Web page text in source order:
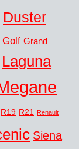
Duster
Golf Grand
Laguna
R19 R21 Renault
Siena